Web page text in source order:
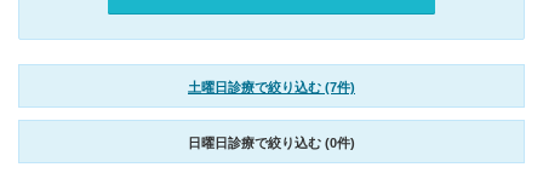
土曜日診療で絞り込む (7件)
日曜日診療で絞り込む (0件)